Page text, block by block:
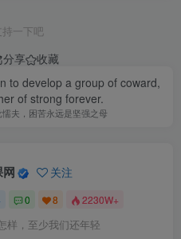
持一下吧
分享
收藏
to develop a group of coward,
of strong forever.
夫，困苦永远是坚强之母
关注
0 8 2230W+
样，至少我们还年轻